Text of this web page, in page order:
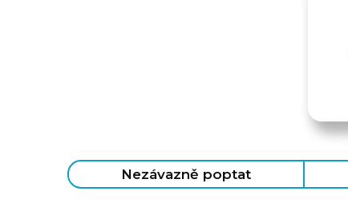
Nezávazně poptat